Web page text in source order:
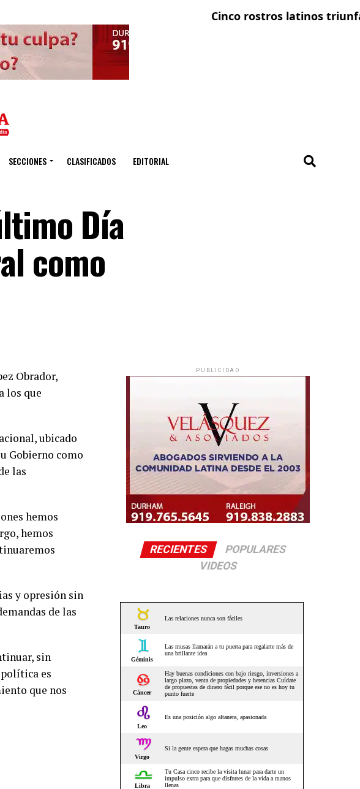
Cinco rostros latinos triunfan en
SECCIONES CLASIFICADOS EDITORIAL
Día
como
Obrador,
los que
ubicado
Gobierno como
las
hemos
hemos
y opresión sin
de las
sin
es
que nos
PUBLICIDAD
RECIENTES
POPULARES
VIDEOS